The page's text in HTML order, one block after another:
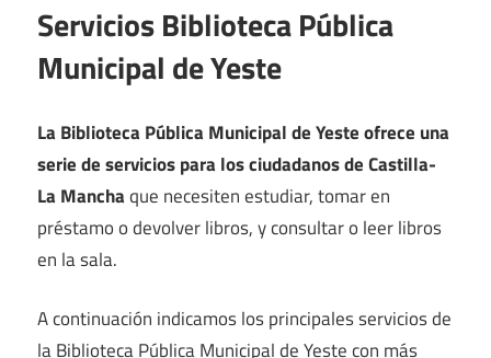
Servicios Biblioteca Pública
Municipal de Yeste
La Biblioteca Pública Municipal de Yeste ofrece una
serie de servicios para los ciudadanos de Castilla-
La Manchaque necesiten estudiar, tomar en
préstamo o devolver libros, y consultar o leer libros
en la sala.
A continuación indicamos los principales servicios de
la Biblioteca Pública Municipal de Yeste con más